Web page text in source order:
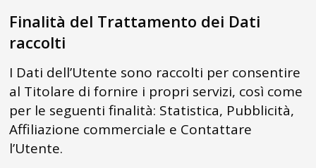
Finalità del Trattamento dei Dati
raccolti
I Dati dell’Utente sono raccolti per consentire
al Titolare di fornire i propri servizi, così come
per le seguenti finalità: Statistica, Pubblicità,
Affiliazione commerciale e Contattare
l’Utente.